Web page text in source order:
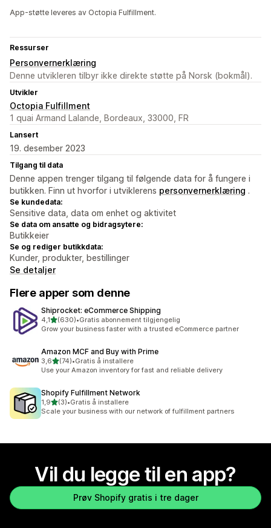
App-støtte leveres av Octopia Fulfillment.
Ressurser
Personvernerklæring
Denne utvikleren tilbyr ikke direkte støtte på Norsk (bokmål).
Utvikler
Octopia Fulfillment
1 quai Armand Lalande, Bordeaux, 33000, FR
Lansert
19. desember 2023
Tilgang til data
Denne appen trenger tilgang til følgende data for å fungere i
butikken. Finn ut hvorfor i utviklerens personvernerklæring .
Se kundedata:
Sensitive data, data om enhet og aktivitet
Se data om ansatte og bidragsytere:
Butikkeier
Se og rediger butikkdata:
Kunder, produkter, bestillinger
Se detaljer
Flere apper som denne
Shiprocket: eCommerce Shipping
4,1av 5 stjerner
(630)
Totalt 630 omtaler
•Gratis abonnement tilgjengelig
Grow your business faster with a trusted eCommerce partner
Amazon MCF and Buy with Prime
3,6av 5 stjerner
(74)
Totalt 74 omtaler
•Gratis å installere
Use your Amazon inventory for fast and reliable delivery
Shopify Fulfillment Network
1,9av 5 stjerner
(3)
Totalt 3 omtaler
•Gratis å installere
Scale your business with our network of fulfillment partners
Vil du legge til en app?
Prøv Shopify gratis i tre dager